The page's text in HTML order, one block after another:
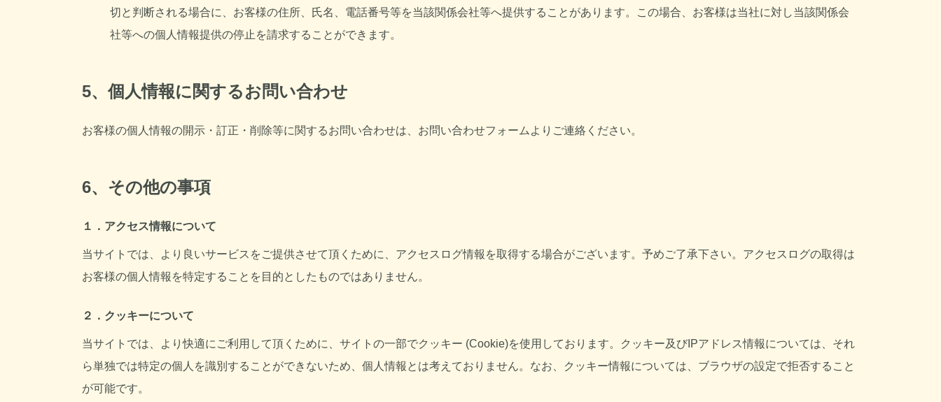
切と判断される場合に、お客様の住所、氏名、電話番号等を当該関係会社等へ提供することがあります。この場合、お客様は当社に対し当該関係会
社等への個人情報提供の停止を請求することができます。
5、個人情報に関するお問い合わせ
お客様の個人情報の開示・訂正・削除等に関するお問い合わせは、お問い合わせフォームよりご連絡ください。
6、その他の事項
１．アクセス情報について
当サイトでは、より良いサービスをご提供させて頂くために、アクセスログ情報を取得する場合がございます。予めご了承下さい。アクセスログの取得は
お客様の個人情報を特定することを目的としたものではありません。
２．クッキーについて
当サイトでは、より快適にご利用して頂くために、サイトの一部でクッキー (Cookie)を使用しております。クッキー及びIPアドレス情報については、それ
ら単独では特定の個人を識別することができないため、個人情報とは考えておりません。なお、クッキー情報については、ブラウザの設定で拒否すること
が可能です。